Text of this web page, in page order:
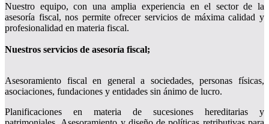
Nuestro equipo, con una amplia experiencia en el sector de la
asesoría fiscal, nos permite ofrecer servicios de máxima calidad y
profesionalidad en materia fiscal.
Nuestros servicios de asesoría fiscal;
Asesoramiento fiscal en general a sociedades, personas físicas,
asociaciones, fundaciones y entidades sin ánimo de lucro.
Planificaciones en materia de sucesiones hereditarias y